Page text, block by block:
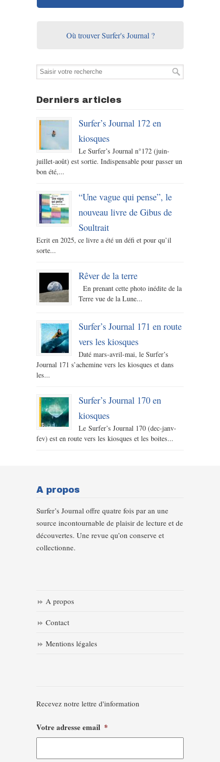
Où trouver Surfer's Journal ?
Derniers articles
Surfer’s Journal 172 en
kiosques
Le Surfer’s Journal n°172 (juin-
juillet-août) est sortie. Indispensable pour passer un
bon été,...
“Une vague qui pense”, le
nouveau livre de Gibus de
Soultrait
Ecrit en 2025, ce livre a été un défi et pour qu’il
sorte...
Rêver de la terre
En prenant cette photo inédite de la
Terre vue de la Lune...
Surfer’s Journal 171 en route
vers les kiosques
Daté mars-avril-mai, le Surfer’s
Journal 171 s’achemine vers les kiosques et dans
les...
Surfer’s Journal 170 en
kiosques
Le Surfer’s Journal 170 (dec-janv-
fev) est en route vers les kiosques et les boites...
A propos
Surfer’s Journal offre quatre fois par an une
source incontournable de plaisir de lecture et de
découvertes. Une revue qu’on conserve et
collectionne.
A propos
Contact
Mentions légales
Recevez notre lettre d'information
Votre adresse email *